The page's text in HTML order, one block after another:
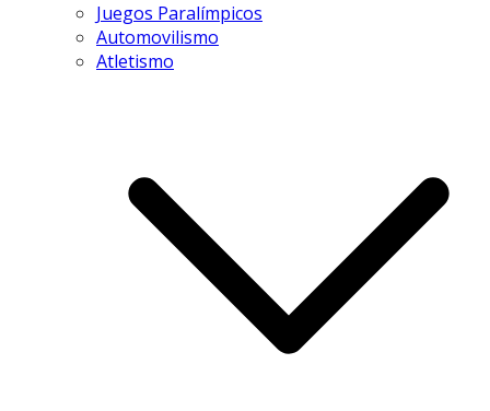
Juegos Paralímpicos
Automovilismo
Atletismo